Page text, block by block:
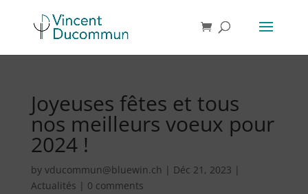
Joyeuses fêtes et tous
nos meilleurs voeux pour
2024 !
by vducommun@bluewin.ch | Déc 21, 2023 |
Actualités | 0 comments